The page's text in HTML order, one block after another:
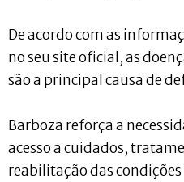
De acordo com as
no seu site oficial, as
são a principal causa de
Barboza reforça a
acesso a cuidados,
reabilitação das